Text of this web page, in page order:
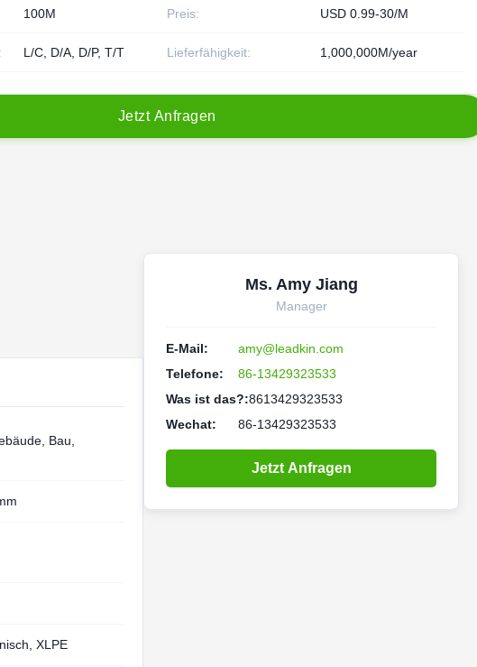
100M Preis: USD 0.99-30/M
L/C, D/A, D/P, T/T Lieferfähigkeit: 1,000,000M/year
Jetzt Anfragen
Bau,
XLPE
Ms. Amy Jiang
Manager
E-Mail:
amy@leadkin.com
Telefone:
86-13429323533
Was ist das?:8613429323533
Wechat:
86-13429323533
Jetzt Anfragen